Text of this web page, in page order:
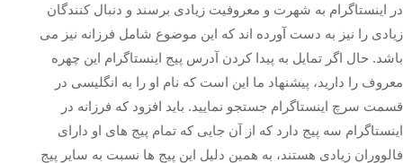
در اینستاگرام به شهرت و معروفیت زیادی برسند و دنبال کنندگان
زیادی را نیز به دست آورده اند که این موضوع شامل فرزانه نیز می‌
باشد. حال اگر تمایل به پیدا کردن آدرس پیج اینستاگرام این چهره
معروف را دارید، پیشنهاد ما این است که نام او را به انگلیسی در
قسمت سرچ اینستاگرام جستجو نمایید. باید افزود که فرزانه در
اینستاگرام سه پیج دارد که از آن جایی که تمام پیج های او دارای
فالووران زیادی هستند، به همین دلیل این پیج ها نسبت به سایر پیج